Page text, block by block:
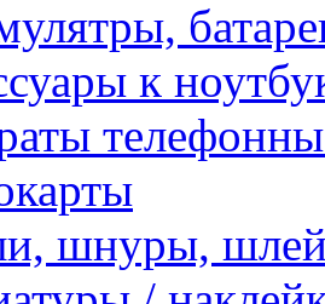
к
шнуры,